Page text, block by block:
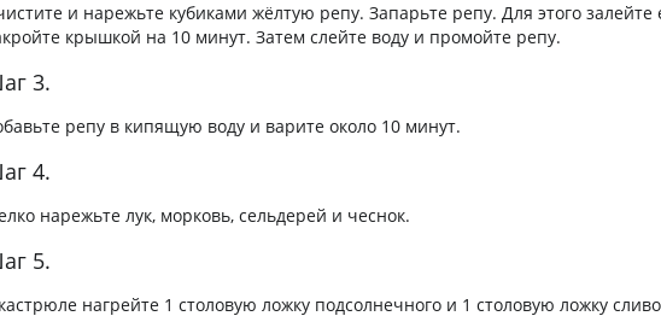
и нарежьте кубиками жёлтую репу. Запарьте репу. Для этого залейте
крышкой на 10 минут. Затем слейте воду и промойте репу.
3.
репу в кипящую воду и варите около 10 минут.
4.
нарежьте лук, морковь, сельдерей и чеснок.
5.
нагрейте 1 столовую ложку подсолнечного и 1 столовую ложку